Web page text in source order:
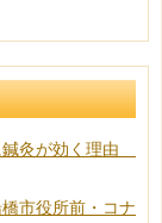
鍼灸が効く理由
市役所前・コナ